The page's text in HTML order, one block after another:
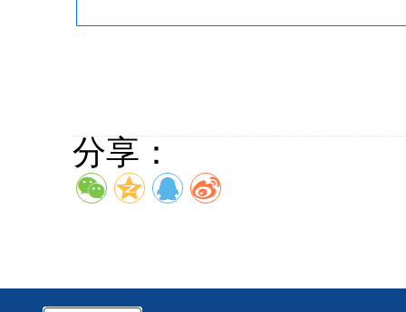
分享：